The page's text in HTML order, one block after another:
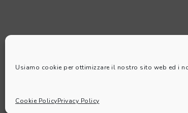
Usiamo cookie per ottimizzare il nostro sito web ed i
Cookie PolicyPrivacy Policy